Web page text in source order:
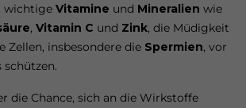
wichtige Vitamine und Mineralien wie
, Vitamin C und Zink, die Müdigkeit
Zellen, insbesondere die Spermien, vor
schützen.
die Chance, sich an die Wirkstoffe